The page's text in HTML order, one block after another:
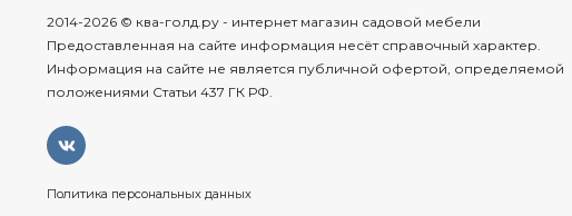
2014-2026 © ква-голд.ру - интернет магазин садовой мебели
Предоставленная на сайте информация несёт справочный характер.
Информация на сайте не является публичной офертой, определяемой
положениями Статьи 437 ГК РФ.
Политика персональных данных